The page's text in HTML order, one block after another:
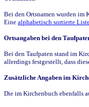
Bei den Ortsnamen wurden im
Eine alphabetisch sortierte
Ortsangaben bei den
Bei den Taufpaten stand im
allerdings festgestellt, dass
Zusätzliche Angaben im
Die im Kirchenbuch ebenfalls